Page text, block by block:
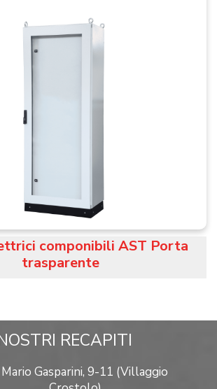
componibili AST Porta
trasparente
RECAPITI
Gasparini, 9-11 (Villaggio